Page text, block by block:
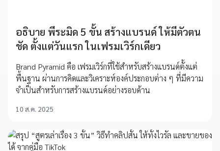
อธิบาย พีระมิด 5 ขั้น สร้างแบรนด์ ให้มีตัวตน
ชัด ตั้งแต่วันแรก ในเฟรมเวิร์กเดียว
Brand Pyramid คือ เฟรมเวิร์กที่ใช้สำหรับสร้างแบรนด์ตั้งแต่
พื้นฐาน ผ่านการคิดและวิเคราะห์องค์ประกอบต่าง ๆ ที่มีความ
จำเป็นสำหรับการสร้างแบรนด์อย่างรอบด้าน
10 ส.ค. 2025